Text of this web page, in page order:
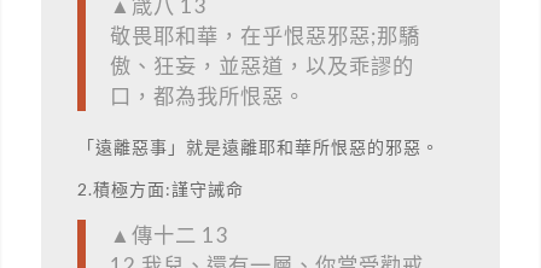
▲箴八 13
敬畏耶和華，在乎恨惡邪惡;那驕
傲、狂妄，並惡道，以及乖謬的
口，都為我所恨惡。
「遠離惡事」就是遠離耶和華所恨惡的邪惡。
2.積極方面:謹守誡命
▲傳十二 13